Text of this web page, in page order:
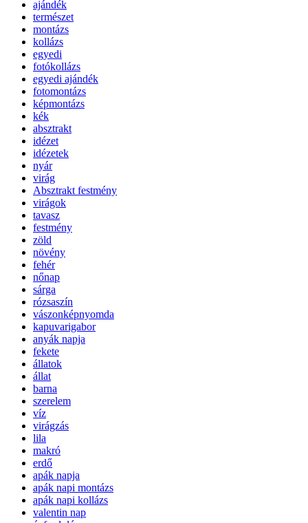
ajándék
természet
montázs
kollázs
egyedi
fotókollázs
egyedi ajándék
fotomontázs
képmontázs
kék
absztrakt
idézet
idézetek
nyár
virág
Absztrakt festmény
virágok
tavasz
festmény
zöld
növény
fehér
nőnap
sárga
rózsaszín
vászonképnyomda
kapuvarigabor
anyák napja
fekete
állatok
állat
barna
szerelem
víz
virágzás
lila
makró
erdő
apák napja
apák napi montázs
apák napi kollázs
valentin nap